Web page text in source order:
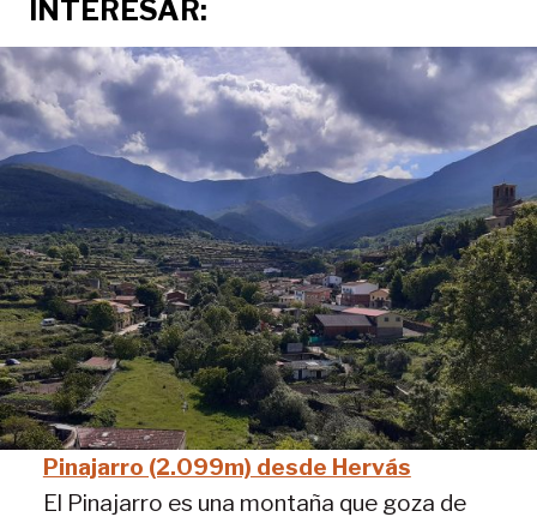
INTERESAR:
Pinajarro (2.099m) desde Hervás
El Pinajarro es una montaña que goza de